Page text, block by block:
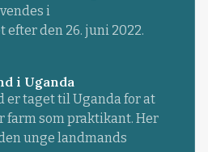
i
den 26. juni 2022.
i Uganda
er taget til Uganda for at
farm som praktikant. Her
unge landmands